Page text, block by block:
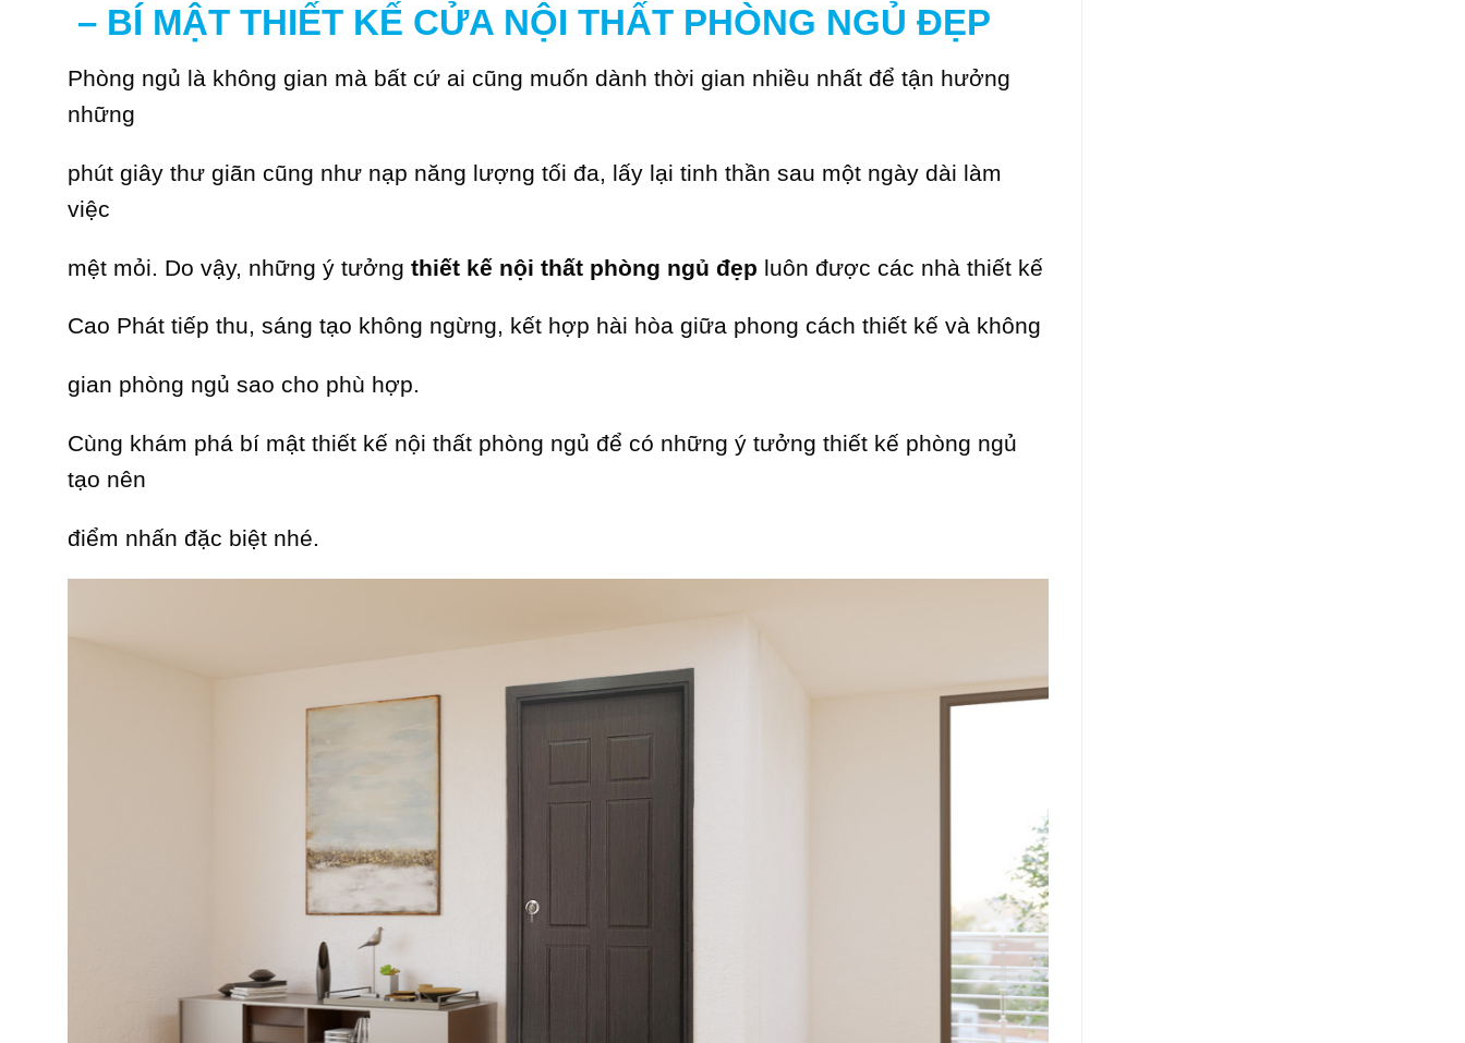
– BÍ MẬT THIẾT KẾ CỬA NỘI THẤT PHÒNG NGỦ ĐẸP
Phòng ngủ là không gian mà bất cứ ai cũng muốn dành thời gian nhiều nhất để tận hưởng
những
phút giây thư giãn cũng như nạp năng lượng tối đa, lấy lại tinh thần sau một ngày dài làm
việc
mệt mỏi. Do vậy, những ý tưởng thiết kế nội thất phòng ngủ đẹp luôn được các nhà thiết kế
Cao Phát tiếp thu, sáng tạo không ngừng, kết hợp hài hòa giữa phong cách thiết kế và không
gian phòng ngủ sao cho phù hợp.
Cùng khám phá bí mật thiết kế nội thất phòng ngủ để có những ý tưởng thiết kế phòng ngủ
tạo nên
điểm nhấn đặc biệt nhé.